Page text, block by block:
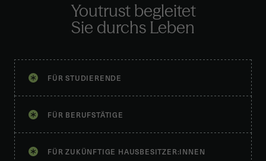
Youtrust begleitet
Sie durchs Leben
FÜR STUDIERENDE
FÜR BERUFSTÄTIGE
FÜR ZUKÜNFTIGE HAUSBESITZER:INNEN